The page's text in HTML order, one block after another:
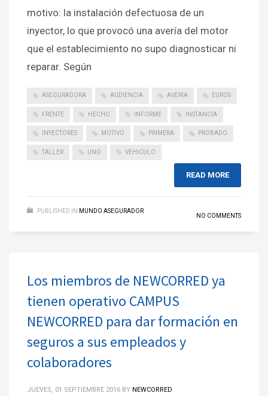
motivo: la instalación defectuosa de un
inyector, lo que provocó una avería del motor
que el establecimiento no supo diagnosticar ni
reparar. Según
ASEGURADORA AUDIENCIA AVERIA EUROS
FRENTE HECHO INFORME INSTANCIA
INYECTORES MOTIVO PRIMERA PROBADO
TALLER UNO VEHICULO
READ MORE
PUBLISHED IN MUNDO ASEGURADOR
NO COMMENTS
Los miembros de NEWCORRED ya
tienen operativo CAMPUS
NEWCORRED para dar formación en
seguros a sus empleados y
colaboradores
JUEVES, 01 SEPTIEMBRE 2016 BY NEWCORRED